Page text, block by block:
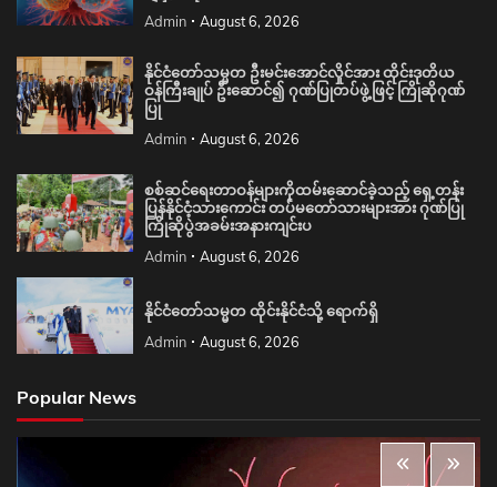
Admin August 6, 2026
နိုင်ငံတော်သမ္မတ ဦးမင်းအောင်လှိုင်အား ထိုင်းဒုတိယ
ဝန်ကြီးချုပ် ဦးဆောင်၍ ဂုဏ်ပြုတပ်ဖွဲ့ဖြင့် ကြိုဆိုဂုဏ်
ပြု
Admin August 6, 2026
စစ်ဆင်ရေးတာဝန်များကိုထမ်းဆောင်ခဲ့သည့် ရှေ့တန်း
ပြန်နိုင်ငံ့သားကောင်း တပ်မတော်သားများအား ဂုဏ်ပြု
ကြိုဆိုပွဲအခမ်းအနားကျင်းပ
Admin August 6, 2026
နိုင်ငံတော်သမ္မတ ထိုင်းနိုင်ငံသို့ ရောက်ရှိ
Admin August 6, 2026
Popular News